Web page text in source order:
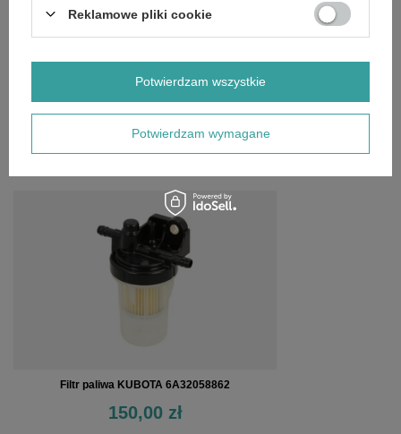
GŁÓWNE PARAMETRY
SZCZEGÓŁOWE DANE
OPINIE (0)
OSTATNIO OGLĄDANE
Filtr paliwa KUBOTA 6A32058862
150,00 zł
Reklamowe pliki cookie
Potwierdzam wymagane
Potwierdzam wszystkie